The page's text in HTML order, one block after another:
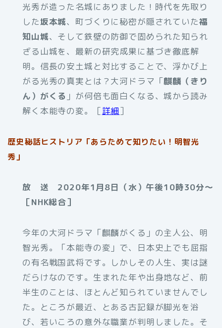
光秀が造った名城にありました！時代を先取り
した坂本城、町づくりに秘密が隠されていた福
知山城、そして鉄壁の防御で固められた知られ
ざる山城を、最新の研究成果に基づき徹底解
明。信長の安土城と対比することで、浮かび上
がる光秀の真実とは？大河ドラマ「麒麟（きり
ん）がくる 」が何倍も面白くなる、城から読み
解く本能寺の変。［詳細］
歴史秘話ヒストリア「あらためて知りたい！明智光
秀」
放 送 2020年1月8日（水）午後10時30分～
［NHK総合］
今年の大河ドラマ「麒麟がくる」の主人公、明
智光秀。「本能寺の変」で、日本史上でも屈指
の有名戦国武将です。しかしその人生、実は謎
だらけなのです。生まれた年や出身地など、前
半生のことは、ほとんど知られていませんでし
た。ところが最近、とある古記録が脚光を浴
び、若いころの意外な職業が判明しました。そ